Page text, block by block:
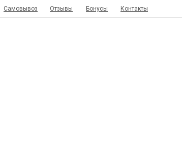
Самовывоз Отзывы Бонусы Контакты